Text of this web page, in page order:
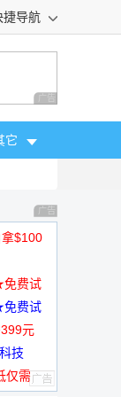
捷导航
广告 商业广告，理
它
广告 商业广告，理
$100
免费试
免费试
元
技
仅需